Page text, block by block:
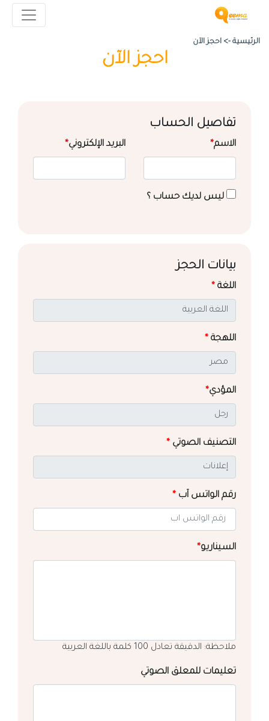
الرئيسية -> احجز الآن
احجز الآن
تفاصيل الحساب
الاسم* البريد الإلكتروني*
ليس لديك حساب ؟
بيانات الحجز
اللغة *
اللهجة *
المؤدي*
التصنيف الصوتي *
رقم الواتس آب *
السيناريو*
ملاحظة: الدقيقة تعادل 100 كلمة باللغة العربية
تعليمات للمعلق الصوتي